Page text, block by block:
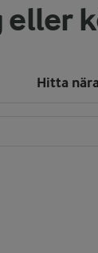
Hitta